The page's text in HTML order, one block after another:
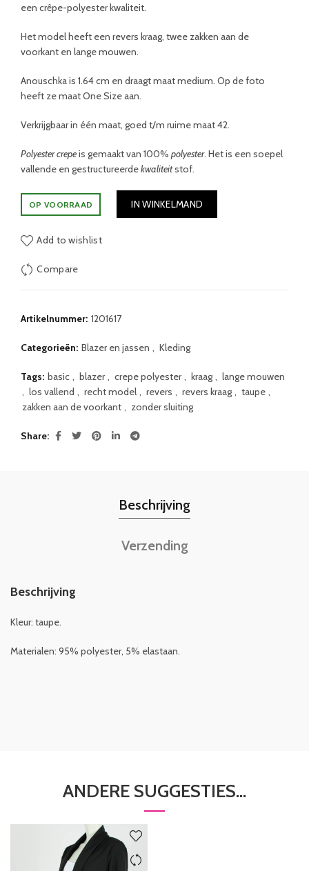
een crêpe-polyester kwaliteit.
Het model heeft een revers kraag, twee zakken aan de
voorkant en lange mouwen.
Anouschka is 1.64 cm en draagt maat medium. Op de foto
heeft ze maat One Size aan.
Verkrijgbaar in één maat, goed t/m ruime maat 42.
Polyester crepeis gemaakt van 100% polyester. Het is een soepel
vallende en gestructureerdekwaliteitstof.
OP VOORRAAD IN WINKELMAND
Add to wishlist
Compare
Artikelnummer: 1201617
Categorieën: Blazer en jassen , Kleding
Tags: basic , blazer , crepe polyester , kraag , lange mouwen
, los vallend , recht model , revers , revers kraag , taupe ,
zakken aan de voorkant , zonder sluiting
Share
Beschrijving
Verzending
Beschrijving
Kleur: taupe.
Materialen: 95% polyester, 5% elastaan.
ANDERE SUGGESTIES…